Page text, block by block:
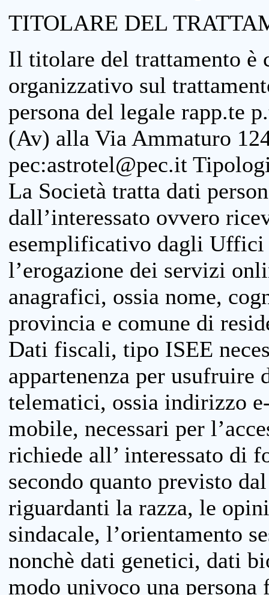
TITOLARE DEL
Il titolare del trattamento è
organizzativo sul
persona del legale rapp.te
(Av) alla Via Ammaturo
pec:astrotel@pec.it
La Società tratta dati
dall’interessato ovvero
esemplificativo dagli
l’erogazione dei servizi
anagrafici, ossia nome,
provincia e comune di
Dati fiscali, tipo ISEE
appartenenza per
telematici, ossia indirizzo
mobile, necessari per
richiede all’ interessato di
secondo quanto previsto
riguardanti la razza, le
sindacale, l’orientamento
nonchè dati genetici, dati
modo univoco una